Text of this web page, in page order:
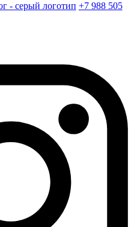
+7 988 505